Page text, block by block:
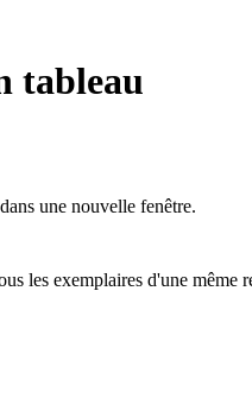
tableau
une nouvelle fenêtre.
les exemplaires d'une même